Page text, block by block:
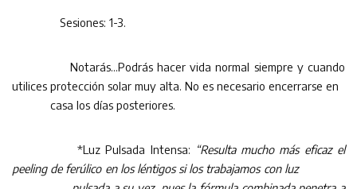
Sesiones: 1-3.
Notarás…Podrás hacer vida normal siempre y cuando
utilices protección solar muy alta. No es necesario encerrarse en
casa los días posteriores.
*Luz Pulsada Intensa: “Resulta mucho más eficaz el
peeling de ferúlico en los léntigos si los trabajamos con luz